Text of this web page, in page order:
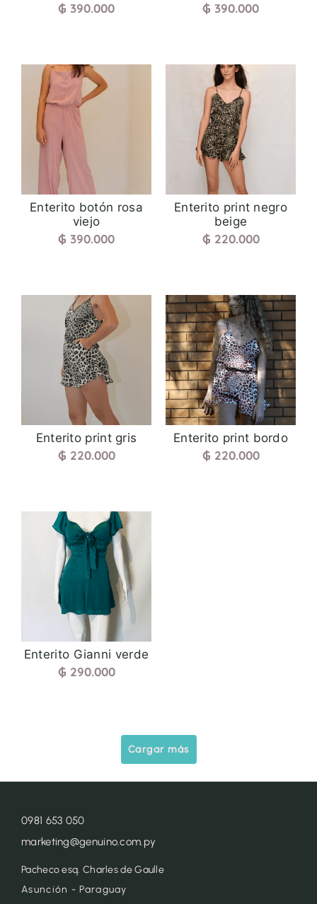
₲ 390.000 ₲ 390.000
Enterito botón rosa
viejo
₲ 390.000
Enterito print negro
beige
₲ 220.000
Enterito print gris
₲ 220.000
Enterito print bordo
₲ 220.000
Enterito Gianni verde
₲ 290.000
Cargar más
0981 653 050
marketing@genuino.com.py
Pacheco esq. Charles de Gaulle
Asunción - Paraguay